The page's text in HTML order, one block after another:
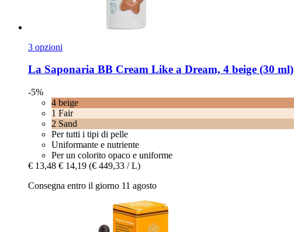
3 opzioni
La Saponaria BB Cream Like a Dream, 4 beige (30 ml)
-5%
4 beige
1 Fair
2 Sand
Per tutti i tipi di pelle
Uniformante e nutriente
Per un colorito opaco e uniforme
€ 13,48 € 14,19 (€ 449,33 / L)
Consegna entro il giorno 11 agosto